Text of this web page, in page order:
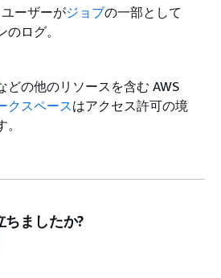
ーザーがジョブの一部として
ログ。
どの他のリソースを含む AWS
クスペースはアクセス許可の境
ちましたか?